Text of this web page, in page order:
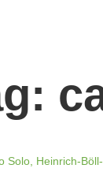
Solo, Heinrich-